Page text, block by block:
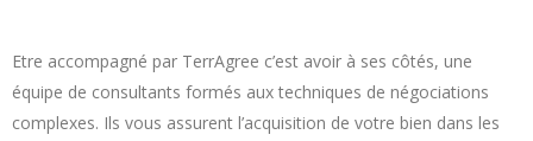
Etre accompagné par TerrAgree c’est avoir à ses côtés, une
équipe de consultants formés aux techniques de négociations
complexes. Ils vous assurent l’acquisition de votre bien dans les